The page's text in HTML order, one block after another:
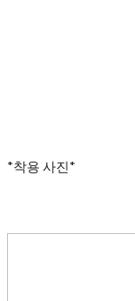
*착용 사진*